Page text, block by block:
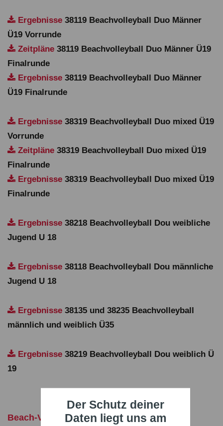
Der Schutz deiner
Daten liegt uns am
Ergebnisse 38119 Beachvolleyball Duo Männer
Ü19 Vorrunde
Zeitpläne 38119 Beachvolleyball Duo Männer Ü19
Finalrunde
Ergebnisse 38119 Beachvolleyball Duo Männer
Ü19 Finalrunde
Ergebnisse 38319 Beachvolleyball Duo mixed Ü19
Vorrunde
Zeitpläne 38319 Beachvolleyball Duo mixed Ü19
Finalrunde
Ergebnisse 38319 Beachvolleyball Duo mixed Ü19
Finalrunde
Ergebnisse 38218 Beachvolleyball Dou weibliche
Jugend U 18
Ergebnisse 38118 Beachvolleyball Dou männliche
Jugend U 18
Ergebnisse 38135 und 38235 Beachvolleyball
männlich und weiblich Ü35
Ergebnisse 38219 Beachvolleyball Dou weiblich Ü
19
Beach-Volleyball Quattro-Turniere